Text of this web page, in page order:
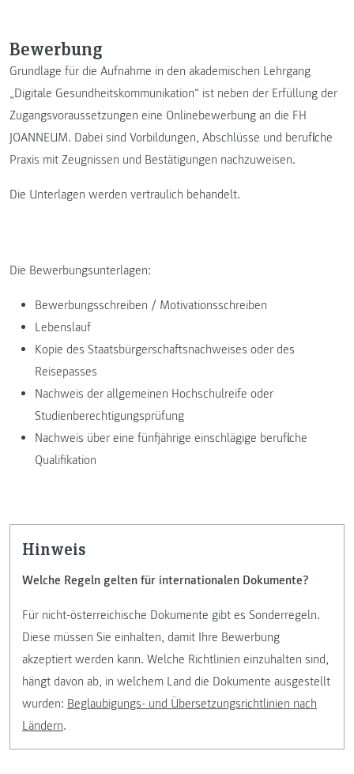
Bewerbung
Grundlage für die Aufnahme in den akademischen Lehrgang
„Digitale Gesundheitskommunikation“ ist neben der Erfüllung der
Zugangsvoraussetzungen eine Onlinebewerbung an die FH
JOANNEUM. Dabei sind Vorbildungen, Abschlüsse und berufliche
Praxis mit Zeugnissen und Bestätigungen nachzuweisen.
Die Unterlagen werden vertraulich behandelt.
Die Bewerbungsunterlagen:
Bewerbungsschreiben / Motivationsschreiben
Lebenslauf
Kopie des Staatsbürgerschaftsnachweises oder des
Reisepasses
Nachweis der allgemeinen Hochschulreife oder
Studienberechtigungsprüfung
Nachweis über eine fünfjährige einschlägige berufliche
Qualifikation
Hinweis
Welche Regeln gelten für internationalen Dokumente?
Für nicht-österreichische Dokumente gibt es Sonderregeln.
Diese müssen Sie einhalten, damit Ihre Bewerbung
akzeptiert werden kann. Welche Richtlinien einzuhalten sind,
hängt davon ab, in welchem Land die Dokumente ausgestellt
wurden: Beglaubigungs- und Übersetzungsrichtlinien nach
Ländern.